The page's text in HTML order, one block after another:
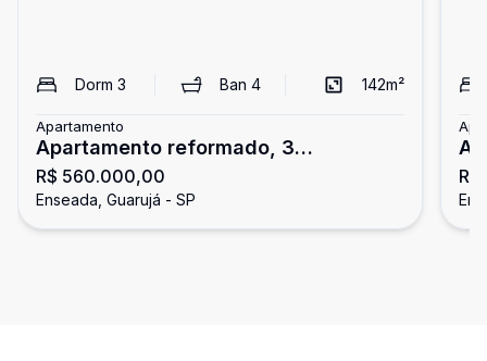
Dorm 3 Ban 4 142m²
Apartamento
Apartamento reformado, 3
dormitórios, Enseada, Guarujá
R$ 560.000,00
Enseada, Guarujá - SP
3